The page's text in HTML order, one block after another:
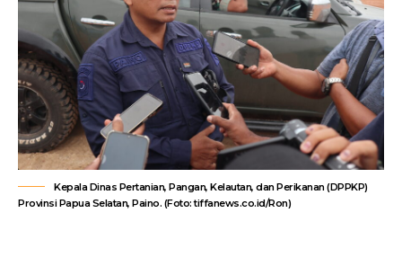
Kepala Dinas Pertanian, Pangan, Kelautan, dan Perikanan (DPPKP)
Provinsi Papua Selatan, Paino. (Foto: tiffanews.co.id/Ron)